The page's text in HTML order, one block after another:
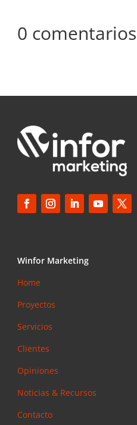
0 comentarios
Winfor Marketing
Home
Proyectos
Servicios
Clientes
Opiniones
Noticias & Recursos
Contacto